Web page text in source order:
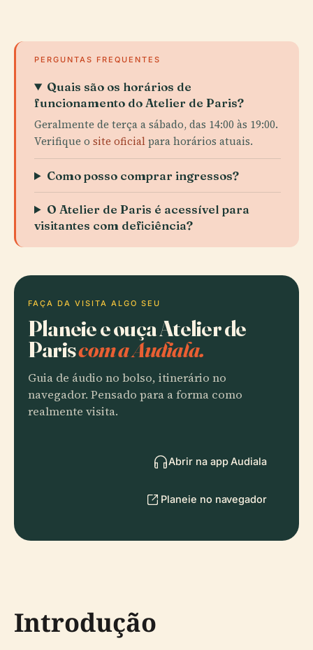
PERGUNTAS FREQUENTES
Quais são os horários de
funcionamento do Atelier de Paris?
Geralmente de terça a sábado, das 14:00 às 19:00.
Verifique o site oficialpara horários atuais.
Como posso comprar ingressos?
O Atelier de Paris é acessível para
visitantes com deficiência?
FAÇA DA VISITA ALGO SEU
Planeie e ouça Atelier de
Pariscom a Audiala.
Guia de áudio no bolso, itinerário no
navegador. Pensado para a forma como
realmente visita.
Abrir na app Audiala
Planeie no navegador
Introdução